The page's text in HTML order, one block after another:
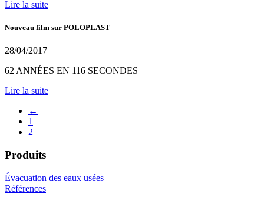
Lire la suite
Nouveau film sur POLOPLAST
28/04/2017
62 ANNÉES EN 116 SECONDES
Lire la suite
←
1
2
Produits
Évacuation des eaux usées
Références